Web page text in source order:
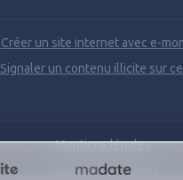
Créer un site internet avec e-
Signaler un contenu illicite sur
Mentions légales
Gestion des cookies